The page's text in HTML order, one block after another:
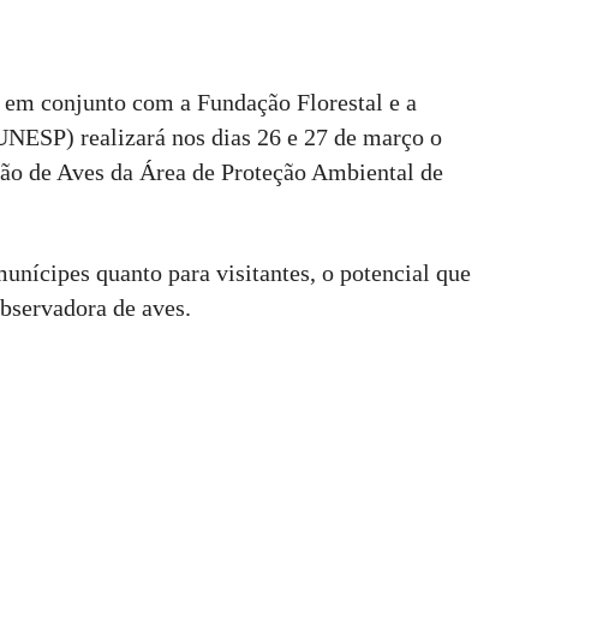
conjunto com a Fundação Florestal e a
realizará nos dias 26 e 27 de março o
de Aves da Área de Proteção Ambiental de
quanto para visitantes, o potencial que
de aves.